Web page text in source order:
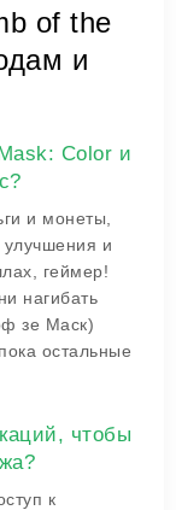
of the
и
Color и
и монеты,
улучшения и
геймер!
нагибать
зе Маск)
остальные
чтобы
к